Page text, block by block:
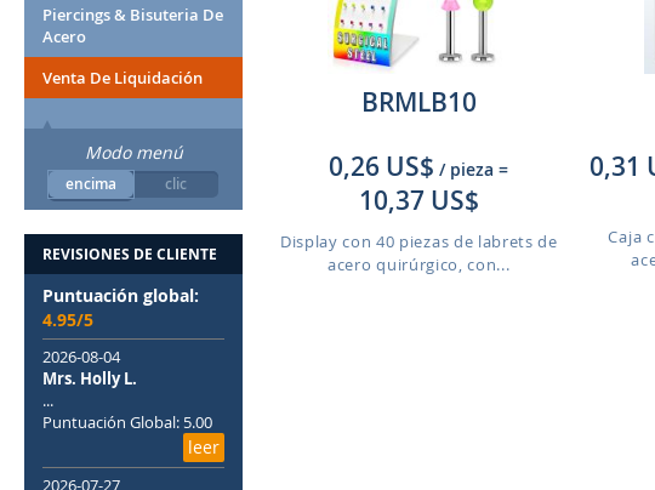
BRMLB10
0,26 US$ / pieza =
10,37 US$
Display con 40 piezas de labrets de
acero quirúrgico, con...
0,31
Caja
Piercings & Bisuteria De
Acero
Venta De Liquidación
Modo menú
encima clic
REVISIONES DE CLIENTE
Puntuación global:
4.95/5
2026-08-04
Mrs. Holly L.
...
Puntuación Global: 5.00
leer
2026-07-27